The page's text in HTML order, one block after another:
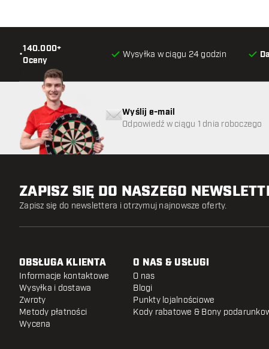
•
140.000+
Oceny
Wysyłka w ciągu 24 godzin
Wyślij e-mail
Odpowiedź w ciągu 1 dnia roboczego
ZAPISZ SIĘ DO NASZEGO
Zapisz się do newslettera i otrzymuj najnowsze oferty.
OBSŁUGA KLIENTA
Informacje kontaktowe
Wysyłka i dostawa
Zwroty
Metody płatności
Wycena
O NAS & USŁUGI
O nas
Blogi
Punkty lojalnościowe
Kody rabatowe & Bony